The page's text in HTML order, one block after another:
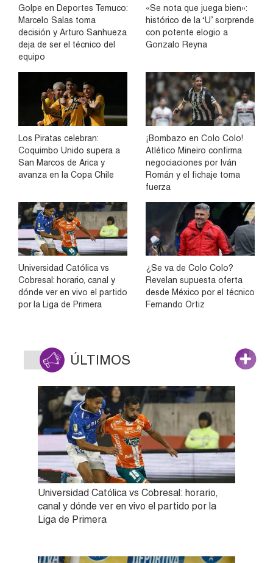
Golpe en Deportes Temuco:
Marcelo Salas toma
decisión y Arturo Sanhueza
deja de ser el técnico del
equipo
«Se nota que juega bien»:
histórico de la ‘U’ sorprende
con potente elogio a
Gonzalo Reyna
Los Piratas celebran:
Coquimbo Unido supera a
San Marcos de Arica y
avanza en la Copa Chile
¡Bombazo en Colo Colo!
Atlético Mineiro confirma
negociaciones por Iván
Román y el fichaje toma
fuerza
Universidad Católica vs
Cobresal: horario, canal y
dónde ver en vivo el partido
por la Liga de Primera
¿Se va de Colo Colo?
Revelan supuesta oferta
desde México por el técnico
Fernando Ortiz
ÚLTIMOS
Universidad Católica vs Cobresal: horario,
canal y dónde ver en vivo el partido por la
Liga de Primera